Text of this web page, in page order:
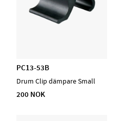
PC13-53B
Drum Clip dämpare Small
200 NOK